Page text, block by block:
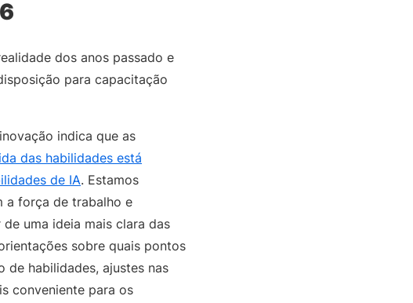
dos anos passado e
para capacitação
indica que as
das habilidades está
de IA. Estamos
a força de trabalho e
uma ideia mais clara das
sobre quais pontos
de habilidades, ajustes nas
conveniente para os